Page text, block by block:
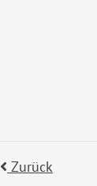
Zurück